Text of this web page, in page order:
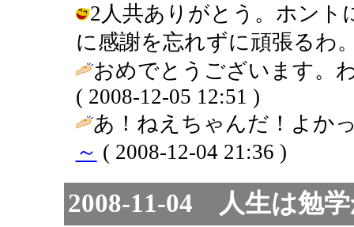
2人共ありがとう。ホント
に感謝を忘れずに頑張るわ
おめでとうございます。
( 2008-12-05 12:51 )
あ！ねえちゃんだ！よか
～ ( 2008-12-04 21:36 )
2008-11-04 人生は勉